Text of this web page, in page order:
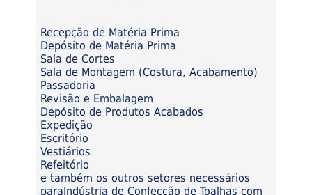
Recepção de Matéria Prima
Depósito de Matéria Prima
Sala de Cortes
Sala de Montagem (Costura, Acabamento)
Passadoria
Revisão e Embalagem
Depósito de Produtos Acabados
Expedição
Escritório
Vestiários
Refeitório
e também os outros setores necessários
paraIndústria de Confecção de Toalhas com